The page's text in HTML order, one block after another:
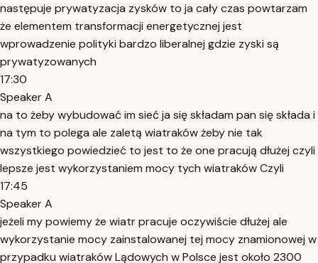
następuje prywatyzacja zysków to ja cały czas powtarzam
że elementem transformacji energetycznej jest
wprowadzenie polityki bardzo liberalnej gdzie zyski są
prywatyzowanych
17:30
Speaker A
na to żeby wybudować im sieć ja się składam pan się składa i
na tym to polega ale zaletą wiatraków żeby nie tak
wszystkiego powiedzieć to jest to że one pracują dłużej czyli
lepsze jest wykorzystaniem mocy tych wiatraków Czyli
17:45
Speaker A
jeżeli my powiemy że wiatr pracuje oczywiście dłużej ale
wykorzystanie mocy zainstalowanej tej mocy znamionowej w
przypadku wiatraków Lądowych w Polsce jest około 2300